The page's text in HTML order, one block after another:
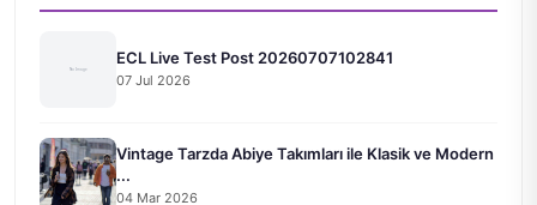
ECL Live Test Post 20260707102841
07 Jul 2026
Vintage Tarzda Abiye Takımları ile Klasik ve Modern
...
04 Mar 2026